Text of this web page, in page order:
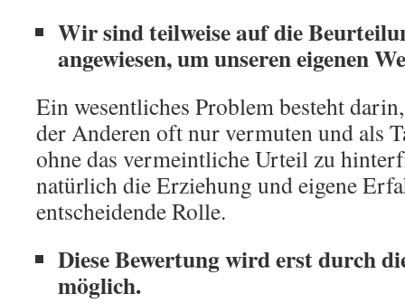
Wir sind teilweise auf die
angewiesen, um unseren eigenen
Ein wesentliches Problem besteht
der Anderen oft nur vermuten und als
ohne das vermeintliche Urteil zu
natürlich die Erziehung und eigene
entscheidende Rolle.
Diese Bewertung wird erst durch
möglich.